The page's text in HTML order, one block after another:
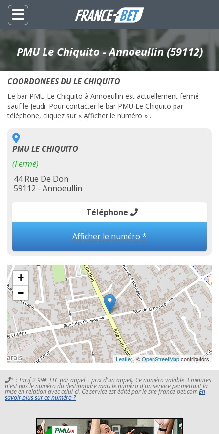
PMU Le Chiquito - Annoeullin (59112)
COORDONEES DU LE CHIQUITO
Le bar PMU Le Chiquito à Annoeullin est actuellement fermé
sauf le Jeudi. Pour contacter le bar PMU Le Chiquito par
téléphone, cliquez sur « Afficher le numéro » .
PMU LE CHIQUITO
(Fermé)
44 Rue De Don
59112 - Annoeullin
Téléphone
Afficher le numéro *
+
−
Leaflet| ©OpenStreetMapcontributors
* : Tarif 2,99€ TTC par appel + prix d'un appel). Ce numéro valable 3 minutes
n'est pas le numéro du destinataire mais le numéro d'un service permettant la
mise en relation avec celui-ci. Ce service est édité par le site france-bet.comEn
savoir plus sur ce numéro ?